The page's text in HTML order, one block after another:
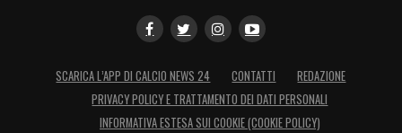
SCARICA L’APP DI CALCIO NEWS 24 CONTATTI
REDAZIONE
PRIVACY POLICY E TRATTAMENTO DEI DATI PERSONALI
INFORMATIVA ESTESA SUI COOKIE (COOKIE POLICY)